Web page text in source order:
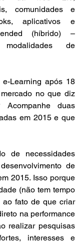
comunidades e
aplicativos e
(híbrido) –
de
Learning após 18
no que diz
Acompanhe duas
em 2015 e que
de necessidades
de
2015. Isso porque
(não tem tempo
ao fato de que criar
na performance
realizar pesquisas
interesses e